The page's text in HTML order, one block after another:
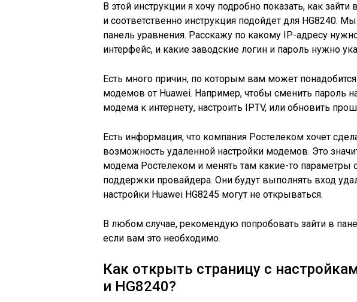
В этой инструкции я хочу подробно показать, как зайти
и соответственно инструкция подойдет для HG8240.
панель уравнения. Расскажу по какому IP-адресу
интерфейс, и какие заводские логин и пароль нужно
Есть много причин, по которым вам может понадобится
модемов от Huawei. Например, чтобы сменить пароль
модема к интернету, настроить IPTV, или обновить
Есть информация, что компания Ростелеком хочет
возможность удаленной настройки модемов. Это
модема Ростелеком и менять там какие-то параметры
поддержки провайдера. Они будут выполнять вход
настройки Huawei HG8245 могут не открываться.
В любом случае, рекомендую попробовать зайти в
если вам это необходимо.
Как открыть страницу с
и HG8240?